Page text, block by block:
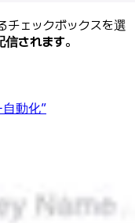
チェックボックスを選
信されます。
自動化”